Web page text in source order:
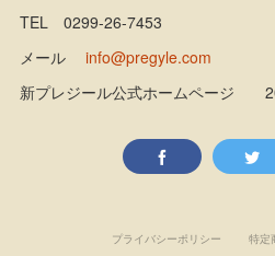
TEL 0299-26-7453
メールinfo@pregyle.com
新プレジール公式ホームページ
プライバシーポリシー 特定